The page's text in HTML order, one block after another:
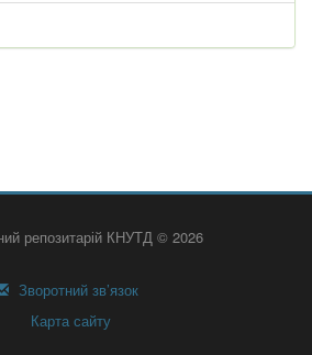
репозитарій КНУТД © 2026
Зворотний зв’язок
Карта сайту